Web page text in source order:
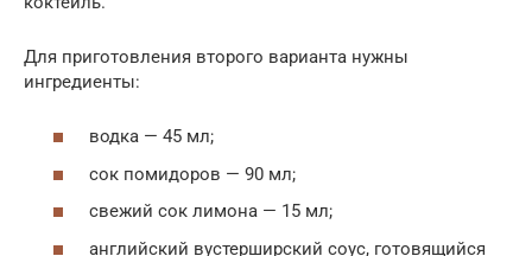
Для приготовления второго варианта нужны
ингредиенты:
водка — 45 мл;
сок помидоров — 90 мл;
свежий сок лимона — 15 мл;
английский вустерширский соус, готовящийся